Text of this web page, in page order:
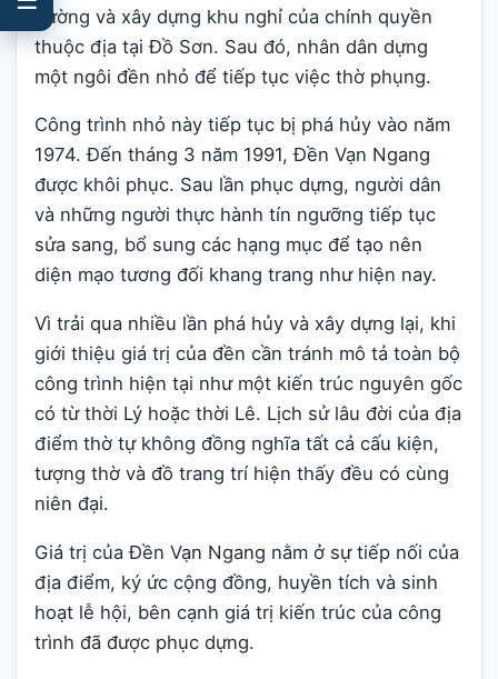
đường và xây dựng khu nghỉ của chính quyền
thuộc địa tại Đồ Sơn. Sau đó, nhân dân dựng
một ngôi đền nhỏ để tiếp tục việc thờ phụng.
Công trình nhỏ này tiếp tục bị phá hủy vào năm
1974. Đến tháng 3 năm 1991, Đền Vạn Ngang
được khôi phục. Sau lần phục dựng, người dân
và những người thực hành tín ngưỡng tiếp tục
sửa sang, bổ sung các hạng mục để tạo nên
diện mạo tương đối khang trang như hiện nay.
Vì trải qua nhiều lần phá hủy và xây dựng lại, khi
giới thiệu giá trị của đền cần tránh mô tả toàn bộ
công trình hiện tại như một kiến trúc nguyên gốc
có từ thời Lý hoặc thời Lê. Lịch sử lâu đời của địa
điểm thờ tự không đồng nghĩa tất cả cấu kiện,
tượng thờ và đồ trang trí hiện thấy đều có cùng
niên đại.
Giá trị của Đền Vạn Ngang nằm ở sự tiếp nối của
địa điểm, ký ức cộng đồng, huyền tích và sinh
hoạt lễ hội, bên cạnh giá trị kiến trúc của công
trình đã được phục dựng.